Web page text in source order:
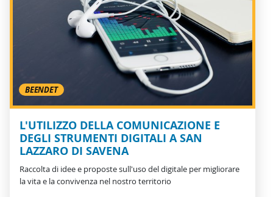
BEENDET
L'UTILIZZO DELLA COMUNICAZIONE E
DEGLI STRUMENTI DIGITALI A SAN
LAZZARO DI SAVENA
Raccolta di idee e proposte sull'uso del digitale per migliorare
la vita e la convivenza nel nostro territorio